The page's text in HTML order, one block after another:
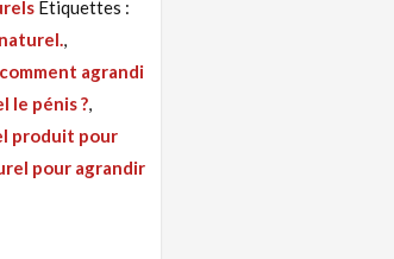
Étiquettes :
,
comment agrandi
le pénis ?,
produit pour
pour agrandir